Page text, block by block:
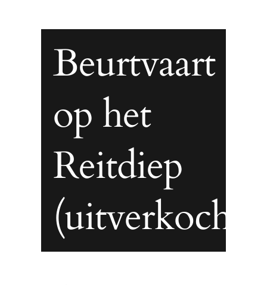
Beurtvaart
op het
Reitdiep
(uitverkocht)